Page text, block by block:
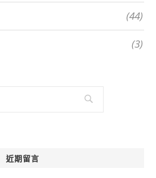
(44)
(3)
近期留言